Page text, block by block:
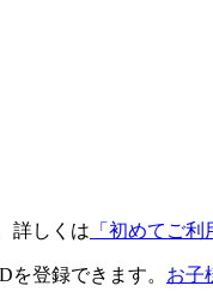
詳しくは 「初めてご利
登録できます。 お子